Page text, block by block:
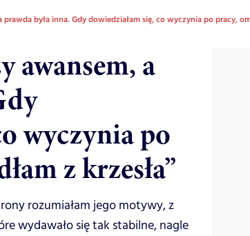
była inna. Gdy dowiedziałam się, co wyczynia po pracy,
awansem, a
wyczynia po
z krzesła”
rozumiałam jego motywy, z
wydawało się tak stabilne, nagle